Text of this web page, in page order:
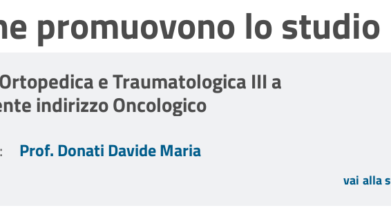
promuovono lo studio
e Traumatologica III a
indirizzo Oncologico
: Prof. Donati Davide Maria
vai alla